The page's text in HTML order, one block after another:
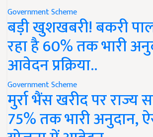
Government Scheme
बड़ी खुशखबरी! बकरी
रहा है 60% तक भारी
आवेदन प्रक्रिया..
Government Scheme
मुर्रा भैंस खरीद पर राज्य
75% तक भारी अनुदान,